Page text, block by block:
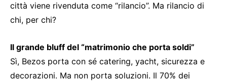
città viene rivenduta come “rilancio”. Ma rilancio di
chi, per chi?
Il grande bluff del “matrimonio che porta soldi”
Sì, Bezos porta con sé catering, yacht, sicurezza e
decorazioni. Ma non porta soluzioni. Il 70% dei